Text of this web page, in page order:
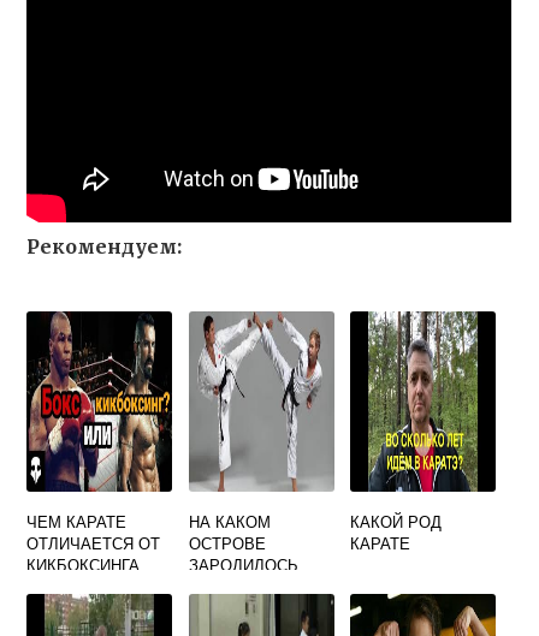
Рекомендуем:
ЧЕМ КАРАТЕ
ОТЛИЧАЕТСЯ ОТ
КИКБОКСИНГА
НА КАКОМ
ОСТРОВЕ
ЗАРОДИЛОСЬ
КАКОЙ РОД
КАРАТЕ